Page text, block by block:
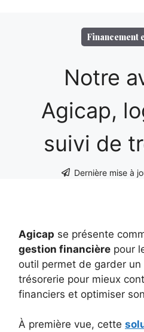
Financement
Notre
Agicap,
suivi de
Dernière mise à
Agicap se présente
gestion financière pour
outil permet de garder
trésorerie pour mieux
financiers et optimiser
À première vue, cette